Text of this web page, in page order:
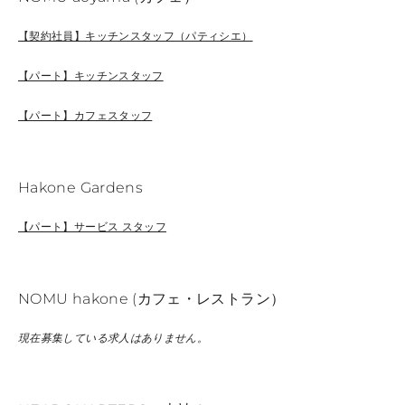
【契約社員】キッチンスタッフ（パティシエ）
【パート】キッチンスタッフ
【パート】カフェスタッフ
Hakone Gardens
【パート】サービス スタッフ
NOMU hakone (カフェ・レストラン）
現在募集している求人はありません。